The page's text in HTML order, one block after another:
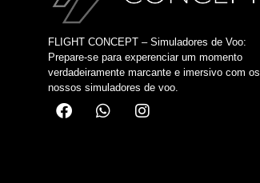
FLIGHT CONCEPT – Simuladores de Voo:
Prepare-se para experenciar um momento
verdadeiramente marcante e imersivo com os
nossos simuladores de voo.